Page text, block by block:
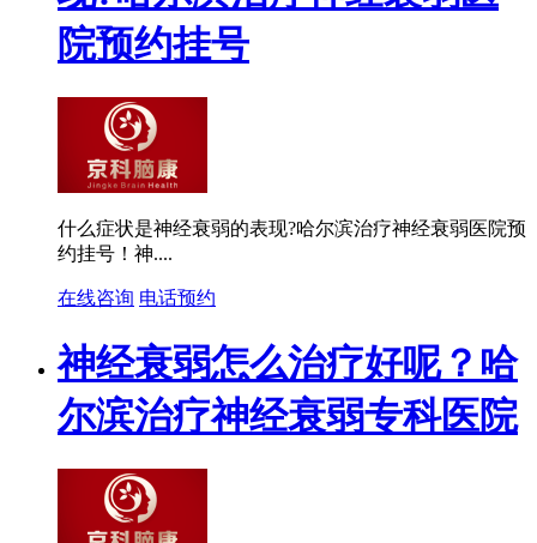
院预约挂号
什么症状是神经衰弱的表现?哈尔滨治疗神经衰弱医院预
约挂号！神....
在线咨询 电话预约
神经衰弱怎么治疗好呢？哈
尔滨治疗神经衰弱专科医院